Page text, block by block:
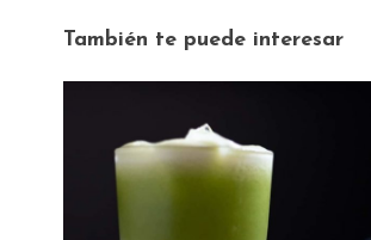
También te puede interesar